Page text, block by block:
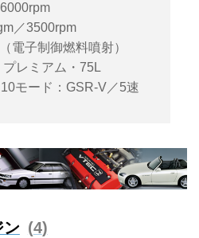
／3500rpm
電子制御燃料噴射）
レミアム・75L
モード：GSR-V／5速
ン 4